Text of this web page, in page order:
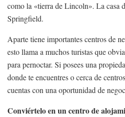
como la «tierra de Lincoln». La casa
Springfield.
Aparte tiene importantes centros de
esto llama a muchos turistas que
para pernoctar. Si posees una
donde te encuentres o cerca de
cuentas con una oportunidad de
Conviértelo en un centro de